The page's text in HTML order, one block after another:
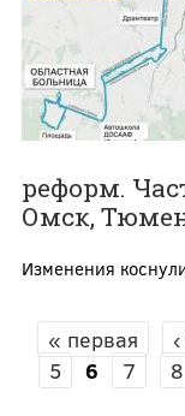
реформ.
Омск,
Изменения
« первая
5
6 7 8